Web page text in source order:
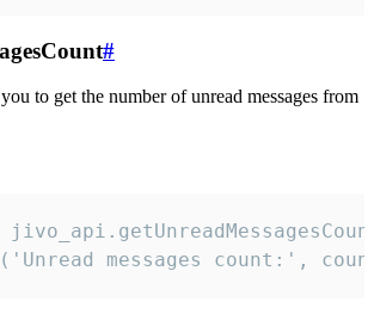
#
to get the number of unread messages from
messages count:',